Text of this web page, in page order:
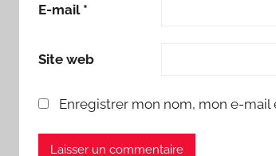
E-mail *
Site web
Enregistrer mon nom, mon e-